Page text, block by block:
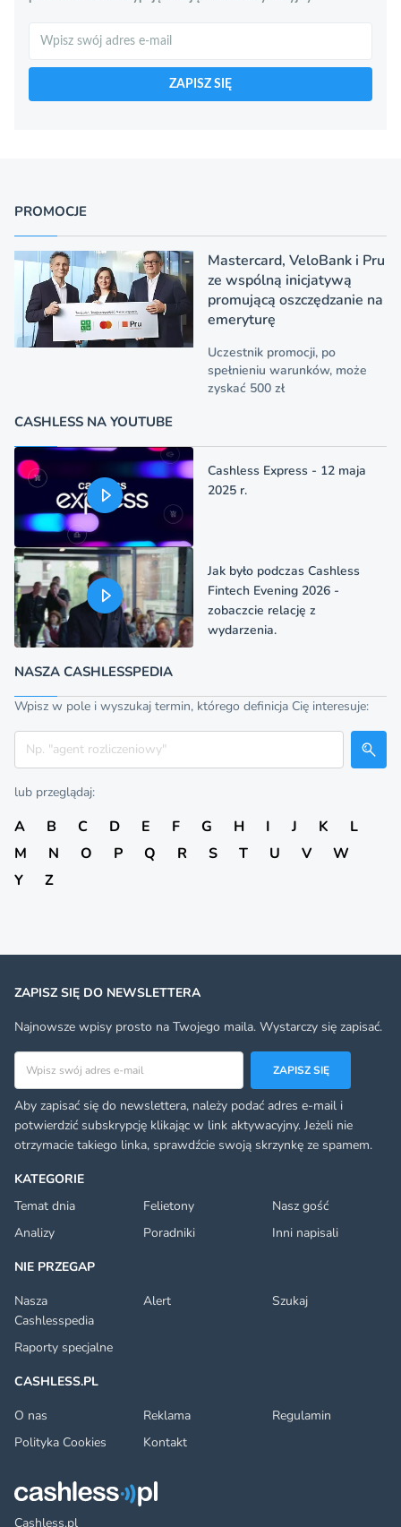
ZAPISZ SIĘ
PROMOCJE
Mastercard, VeloBank i Pru
ze wspólną inicjatywą
promującą oszczędzanie na
emeryturę
Uczestnik promocji, po
spełnieniu warunków, może
zyskać 500 zł
CASHLESS NA YOUTUBE
Cashless Express - 12 maja
2025 r.
Jak było podczas Cashless
Fintech Evening 2026 -
zobaczcie relację z
wydarzenia.
NASZA CASHLESSPEDIA
Wpisz w pole i wyszukaj termin, którego definicja Cię interesuje:
Szukaj
lub przeglądaj:
A B C D E F G H I J K
L
M
N O P Q R S T U V
W
Y
Z
Cashless.pl
KATEGORIE
Temat dnia
Felietony
Nasz gość
Analizy
Poradniki
Inni napisali
NIE PRZEGAP
Nasza
Cashlesspedia
Alert Szukaj
Raporty specjalne
CASHLESS.PL
O nas
Reklama
Regulamin
Polityka Cookies
Kontakt
ZAPISZ SIĘ DO NEWSLETTERA
Najnowsze wpisy prosto na Twojego maila. Wystarczy się zapisać.
Adres email
ZAPISZ SIĘ
Aby zapisać się do newslettera, należy podać adres e-mail i
potwierdzić subskrypcję klikając w link aktywacyjny. Jeżeli nie
otrzymacie takiego linka, sprawdźcie swoją skrzynkę ze spamem.